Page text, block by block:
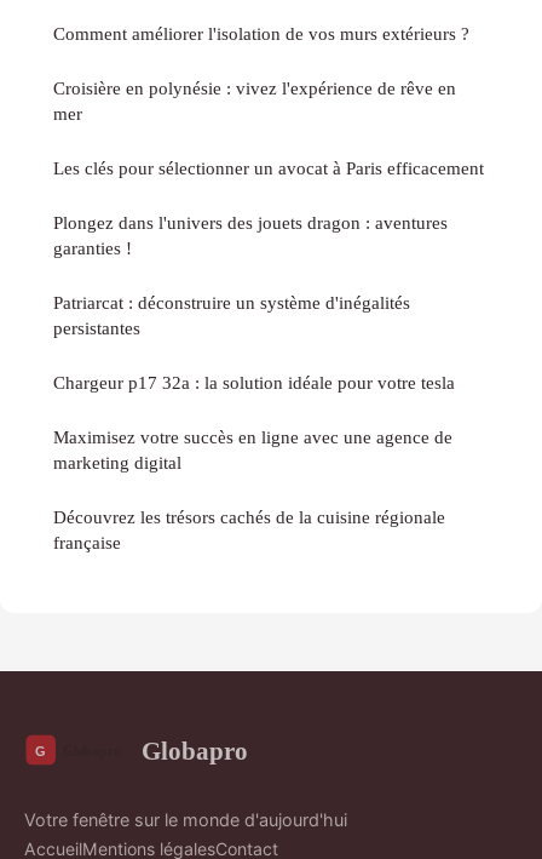
Comment améliorer l'isolation de vos murs extérieurs ?
Croisière en polynésie : vivez l'expérience de rêve en
mer
Les clés pour sélectionner un avocat à Paris efficacement
Plongez dans l'univers des jouets dragon : aventures
garanties !
Patriarcat : déconstruire un système d'inégalités
persistantes
Chargeur p17 32a : la solution idéale pour votre tesla
Maximisez votre succès en ligne avec une agence de
marketing digital
Découvrez les trésors cachés de la cuisine régionale
française
Globapro
Votre fenêtre sur le monde d'aujourd'hui
AccueilMentions légalesContact